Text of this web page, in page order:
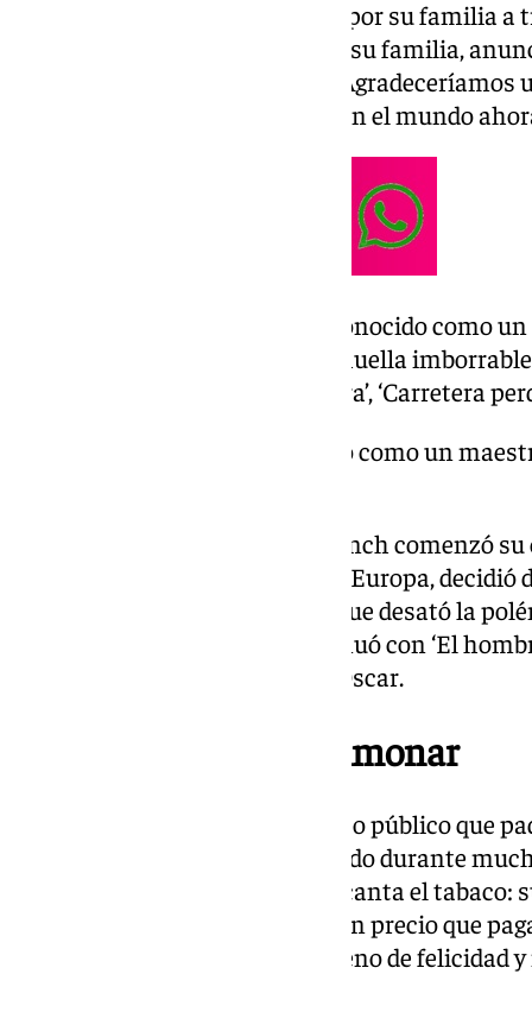
La noticia ha sido comunicada por su familia a
«Con profundo pesar, nosotros, su familia,
hombre y artista David Lynch. Agradeceríamos
momentos. Hay un gran vacío en el mundo
Lynch, que siempre ha sido reconocido como
por su estilo original, deja una huella
elefante’, ‘Una historia verdadera’, ‘Carretera
siempre ha sido reconocido como un
Nacido en Montana en 1946, Lynch comenzó
expresionismo y tras viajar por Europa, decidió
largometraje fue ‘Eraserhead’, que desató la
Stanley Kubrick. Su éxito continuó con ‘El
obtuvo ocho nominaciones al Oscar.
Padecía enfisema pulmonar
El pasado verano, el director hizo público que
tengo enfisema por haber fumado durante
disfruté mucho fumar, y me encanta el tabaco:
cigarrillos, fumarlos, pero hay un precio que
para mí es el enfisema. Estoy lleno de felicidad